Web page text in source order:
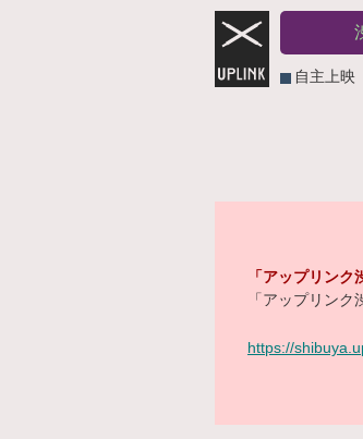
自主上映
「アップリン
「アップリン
https://